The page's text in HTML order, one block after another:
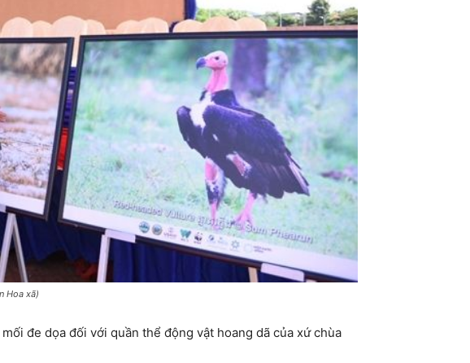
Hoa xã)
đe dọa đối với quần thể động vật hoang dã của xứ chùa